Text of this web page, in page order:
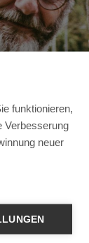
funktionieren,
Verbesserung
neuer